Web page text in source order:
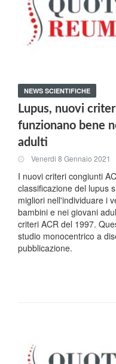
NEWS SCIENTIFICHE
Lupus, nuovi
funzionano bene
adulti
Venerdi 8 Gennaio 2021
I nuovi criteri congiunti
classificazione del lupus
migliori nell'individuare i
bambini e nei giovani
criteri ACR del 1997.
studio monocentrico a
pubblicazione.